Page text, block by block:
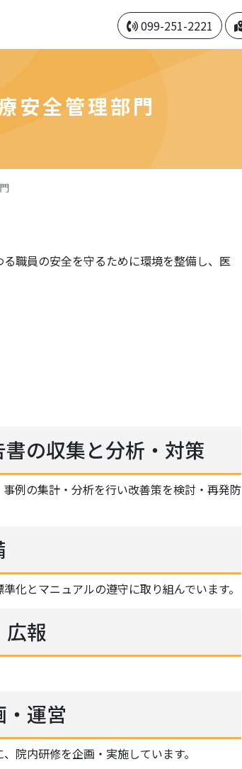
099-251-2221
安全管理部門
職員の安全を守るために環境を整備し、医
の収集と分析・対策
例の集計・分析を行い改善策を検討・再発防
化とマニュアルの遵守に取り組んでいます。
広報
運営
院内研修を企画・実施しています。